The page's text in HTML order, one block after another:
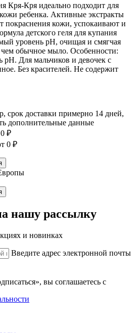
Кря-Кря идеально подходит для
ребенка. Активные экстракты
покраснения кожи, успокаивают и
детского геля для купания
уровень рН, очищая и смягчая
обычное мыло. Особенности:
pH. Для мальчиков и девочек с
Без красителей. Не содержит
срок доставки примерно 14 дней,
дополнительные данные
₽
0 ₽
нашу рассылку
и новинках
Введите адрес электронной почты
вы соглашаетесь с